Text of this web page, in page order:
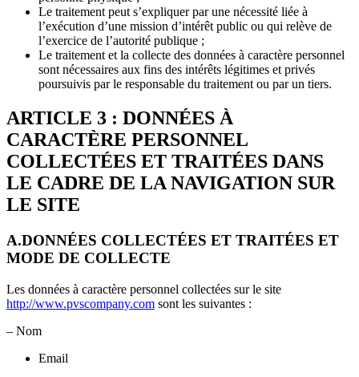
Le traitement peut s’expliquer par une nécessité liée à
l’exécution d’une mission d’intérêt public ou qui relève de
l’exercice de l’autorité publique ;
Le traitement et la collecte des données à caractère personnel
sont nécessaires aux fins des intérêts légitimes et privés
poursuivis par le responsable du traitement ou par un tiers.
ARTICLE 3 : DONNÉES À
CARACTÈRE PERSONNEL
COLLECTÉES ET TRAITÉES DANS
LE CADRE DE LA NAVIGATION SUR
LE SITE
A.DONNÉES COLLECTÉES ET TRAITÉES ET
MODE DE COLLECTE
Les données à caractère personnel collectées sur le site
http://www.pvscompany.com sont les suivantes :
– Nom
Email